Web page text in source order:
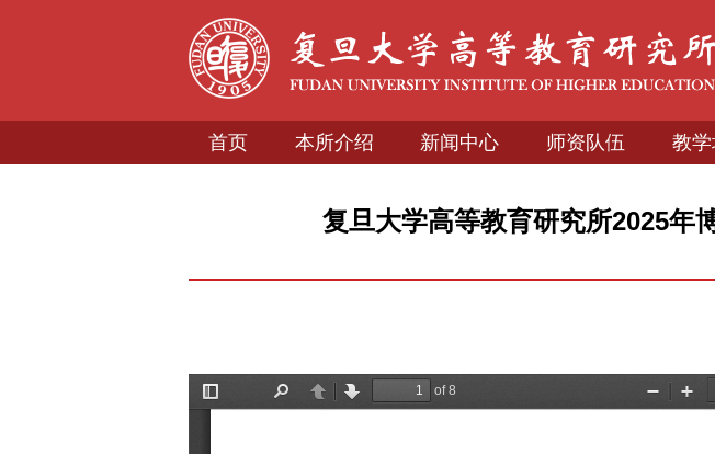
首页 本所介绍 新闻中心 师资队伍 教
复旦大学高等教育研究所2025年